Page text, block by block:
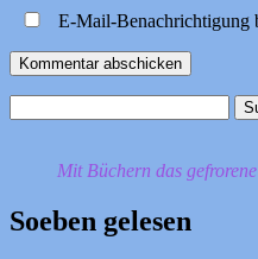
E-Mail-Benachrichtigung
nach:
Mit Büchern das
Soeben gelesen